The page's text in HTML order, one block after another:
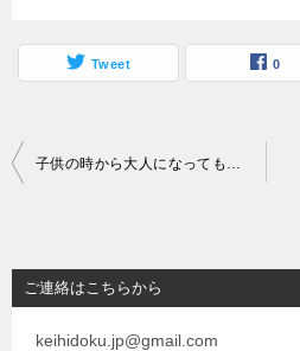
c
e
o
tt
er
e
ai
l
e
n
Tweet 0
投
ビ
ゲ
子供の時から大人になってもアトピー治らず
ご連絡はこちらから
keihidoku.jp@gmail.com